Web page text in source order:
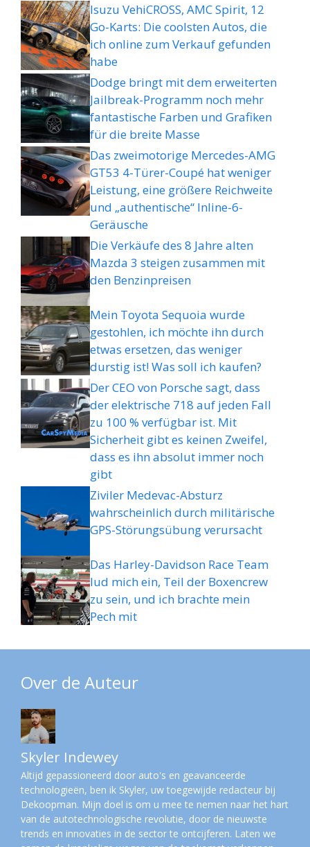
Isuzu VehiCROSS, AMC Spirit, 12
Go-Karts: Die coolsten Autos, die
ich online zum Verkauf gefunden
habe
Dodge bringt mit dem erweiterten
Jailbreak-Programm noch mehr
fantastische Farben und Grafiken
für die breite Masse
Das zweimotorige Mercedes-AMG
GT53 4-Türer-Coupé hat weniger
Leistung, eine größere Reichweite
und „authentische“ Inline-6-
Geräusche
Die Verkäufe des 8 Jahre alten
Mazda 3 steigen zusammen mit
den Benzinpreisen
Mein Toyota Sequoia wurde
gestohlen, ich möchte ihn durch
etwas ersetzen, das weniger
durstig ist! Was soll ich kaufen?
Der CEO von Porsche sagt, dass
der elektrische 718 auf jeden Fall
zu 100 % verfügbar ist. Mit
Sicherheit gibt es keinen Zweifel,
dass es ihn absolut immer noch
gibt
Ziviler Medevac-Absturz
wahrscheinlich durch militärische
GPS-Störungsübung verursacht
Das Harley-Davidson Race Team
lud mich ein, Teil der Boxencrew
zu sein, und ich brachte mein
Pech mit
Over de Auteur
Skyler Indewey
Altijd gepassioneerd door auto's en geavanceerde
technologieën, ben ik Skyler, uw toegewijde redacteur bij
Dekoopman. Mijn doel is om u mee te nemen naar het hart
van de autotechnologische revolutie, door de nieuwste
trends en innovaties in de sector te ontcijferen. Laten we